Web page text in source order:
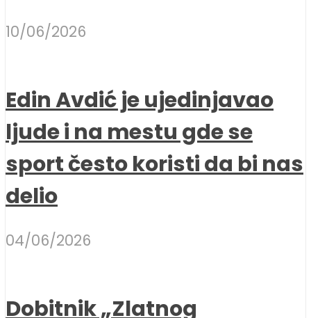
10/06/2026
Edin Avdić je ujedinjavao
ljude i na mestu gde se
sport često koristi da bi nas
delio
04/06/2026
Dobitnik „Zlatnog